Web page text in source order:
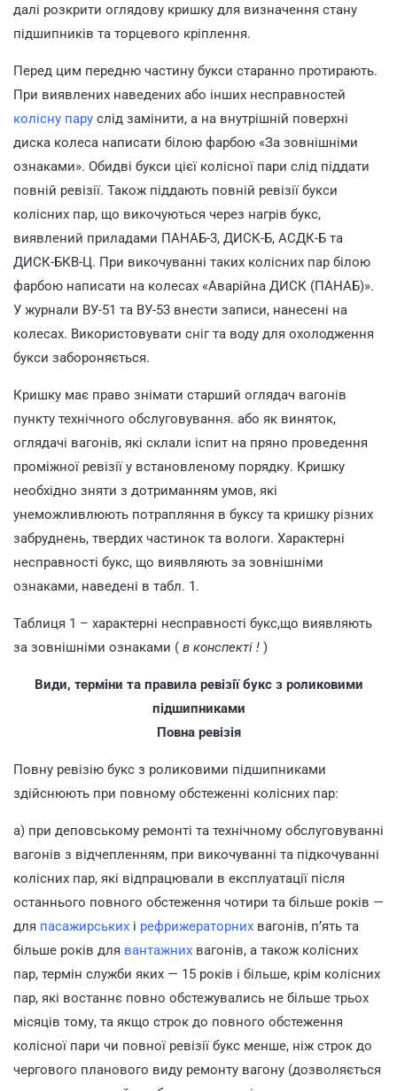
далі розкрити оглядову кришку для визначення стану
підшипників та торцевого кріплення.
Перед цим передню частину букси старанно протирають.
При виявлених наведених або інших несправностей
колісну пару слід замінити, а на внутрішній поверхні
диска колеса написати білою фарбою «За зовнішніми
ознаками». Обидві букси цієї колісної пари слід піддати
повній ревізії. Також піддають повній ревізії букси
колісних пар, що викочуються через нагрів букс,
виявлений приладами ПАНАБ-3, ДИСК-Б, АСДК-Б та
ДИСК-БКВ-Ц. При викочуванні таких колісних пар білою
фарбою написати на колесах «Аварійна ДИСК (ПАНАБ)».
У журнали ВУ-51 та ВУ-53 внести записи, нанесені на
колесах. Використовувати сніг та воду для охолодження
букси забороняється.
Кришку має право знімати старший оглядач вагонів
пункту технічного обслуговування. або як виняток,
оглядачі вагонів, які склали іспит на пряно проведення
проміжної ревізії у встановленому порядку. Кришку
необхідно зняти з дотриманням умов, які
унеможливлюють потрапляння в буксу та кришку різних
забруднень, твердих частинок та вологи. Характерні
несправності букс, що виявляють за зовнішніми
ознаками, наведені в табл. 1.
Таблиця 1 – характерні несправності букс,що виявляють
за зовнішніми ознаками ( в конспекті ! )
Види, терміни та правила ревізії букс з роликовими
підшипниками
Повна ревізія
Повну ревізію букс з роликовими підшипниками
здійснюють при повному обстеженні колісних пар:
а) при деповському ремонті та технічному обслуговуванні
вагонів з відчепленням, при викочуванні та підкочуванні
колісних пар, які відпрацювали в експлуатації після
останнього повного обстеження чотири та більше років —
для пасажирських і рефрижераторних вагонів, п’ять та
більше років для вантажних вагонів, а також колісних
пар, термін служби яких — 15 років і більше, крім колісних
пар, які востаннє повно обстежувались не більше трьох
місяців тому, та якщо строк до повного обстеження
колісної пари чи повної ревізії букс менше, ніж строк до
чергового планового виду ремонту вагону (дозволяється